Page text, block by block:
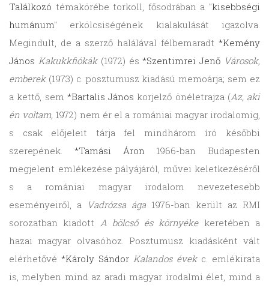
Találkozó témakörébe torkoll, fősodrában a "kisebbségi
humánum" erkölcsiségének kialakulását igazolva.
Megindult, de a szerző halálával félbemaradt *Kemény
János Kakukkfiókák(1972) és*Szentimrei Jenő Városok,
emberek(1973) c. posztumusz kiadású memoárja; sem ez
a kettő, sem *Bartalis János korjelző önéletrajza (Az, aki
én voltam, 1972) nem ér el a romániai magyar irodalomig,
s csak előjeleit tárja fel mindhárom író későbbi
szerepének. *Tamási Áron 1966-ban Budapesten
megjelent emlékezése pályájáról, művei keletkezéséről
s a romániai magyar irodalom nevezetesebb
eseményeiről, a Vadrózsa ága 1976-ban került az RMI
sorozatban kiadott A bölcső és környékekeretében a
hazai magyar olvasóhoz. Posztumusz kiadásként vált
elérhetővé *Károly Sándor Kalandos évekc. emlékirata
is, melyben mind az aradi magyar irodalmi élet, mind a